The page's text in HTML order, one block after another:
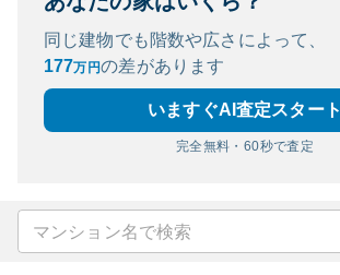
同じ建物でも階数や広さによって、
177万円の差があります
いますぐAI査定スタート
完全無料・60秒で査定